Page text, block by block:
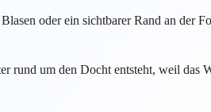
oder ein sichtbarer Rand an der
um den Docht entsteht, weil das